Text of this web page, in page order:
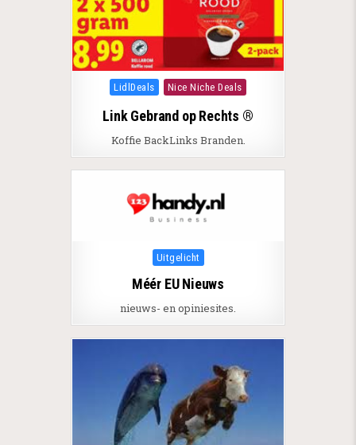
Posted in
LidlDeals Nice Niche Deals
Link Gebrand op Rechts ®
Koffie BackLinks Branden.
Posted in
Uitgelicht
Méér EU Nieuws
nieuws- en opiniesites.